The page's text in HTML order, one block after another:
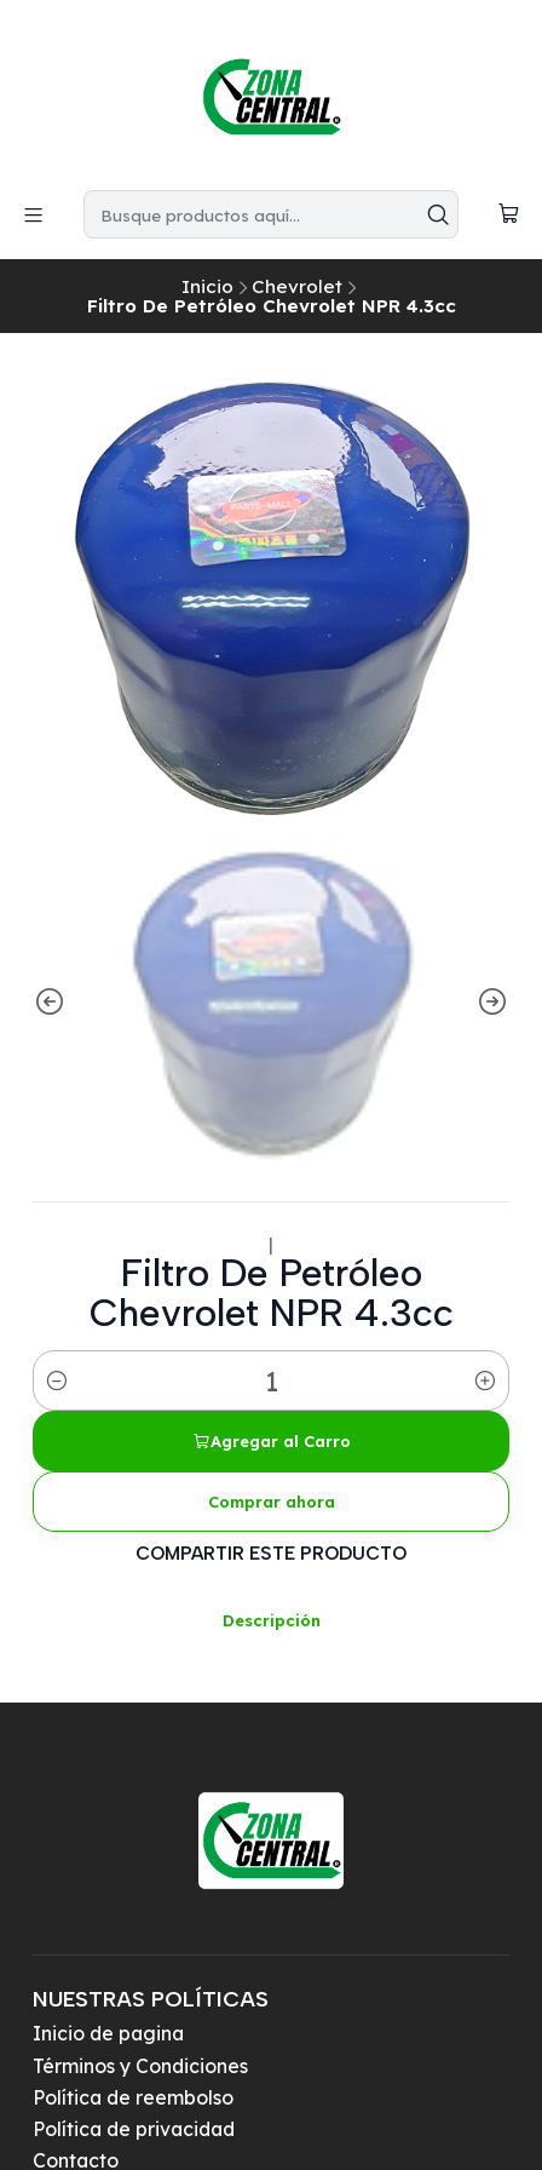
Inicio
Chevrolet
Filtro De Petróleo Chevrolet NPR 4.3cc
|
Filtro De Petróleo
Chevrolet NPR 4.3cc
Cantidad
Agregar al Carro
Comprar ahora
COMPARTIR ESTE PRODUCTO
Descripción
NUESTRAS POLÍTICAS
Inicio de pagina
Términos y Condiciones
Política de reembolso
Política de privacidad
Contacto